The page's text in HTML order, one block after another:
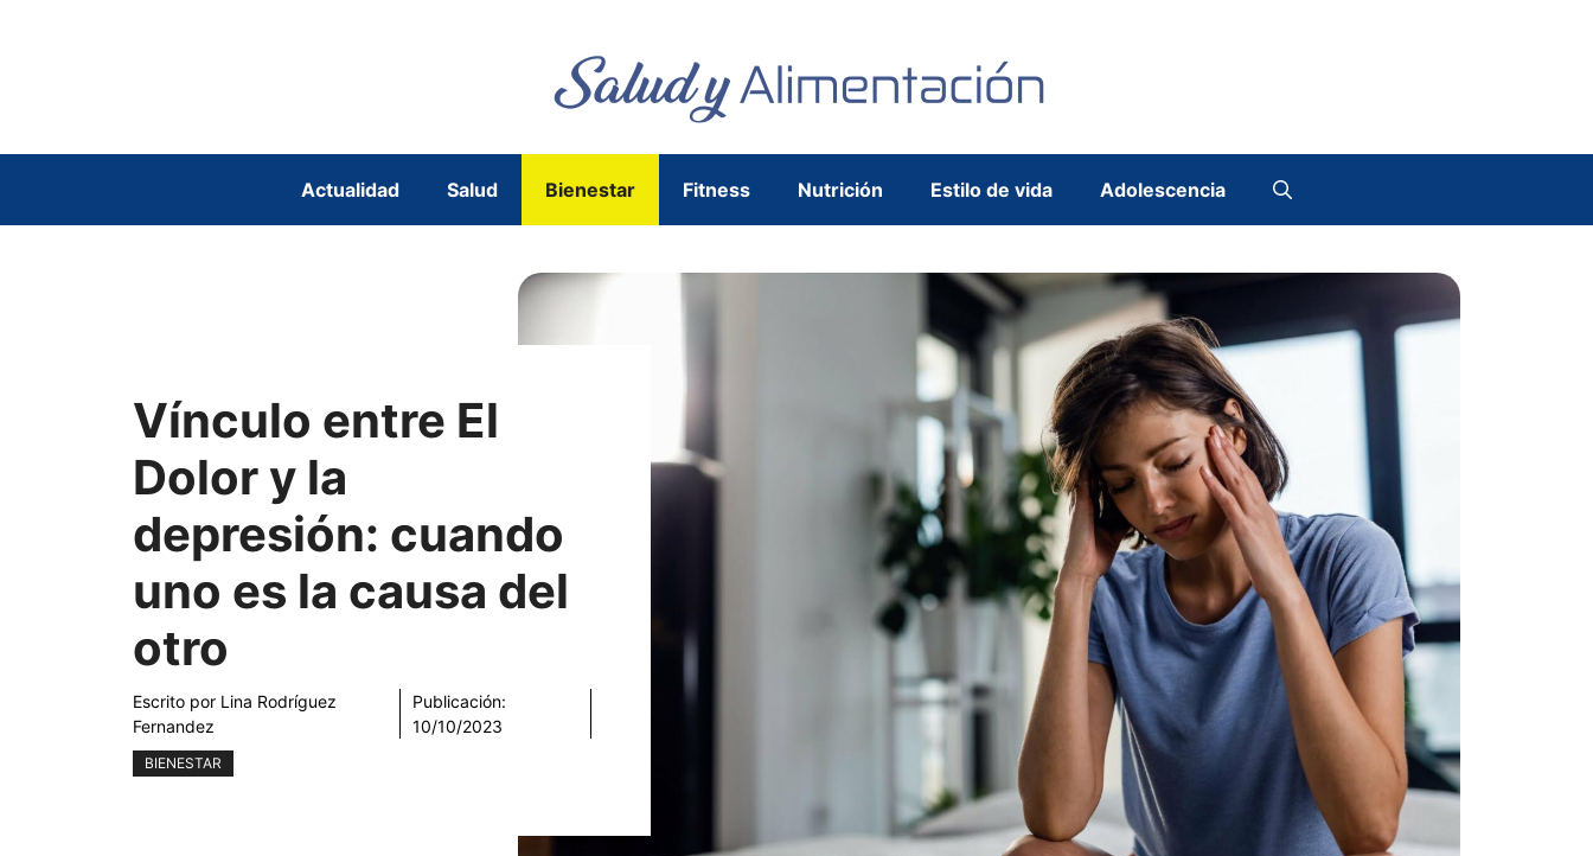
Actualidad Salud Bienestar Fitness Nutrición Estilo de vida Adolescencia
Vínculo entre El
Dolor y la
depresión: cuando
uno es la causa del
otro
Escrito por Lina Rodríguez
Fernandez
Publicación:
10/10/2023
BIENESTAR